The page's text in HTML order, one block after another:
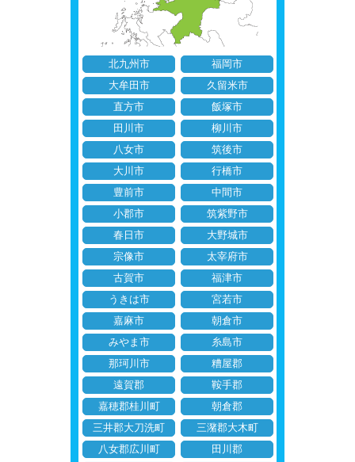
北九州市
福岡市
大牟田市
久留米市
直方市
飯塚市
田川市
柳川市
八女市
筑後市
大川市
行橋市
豊前市
中間市
小郡市
筑紫野市
春日市
大野城市
宗像市
太宰府市
古賀市
福津市
うきは市
宮若市
嘉麻市
朝倉市
みやま市
糸島市
那珂川市
糟屋郡
遠賀郡
鞍手郡
嘉穂郡桂川町
朝倉郡
三井郡大刀洗町
三潴郡大木町
八女郡広川町
田川郡